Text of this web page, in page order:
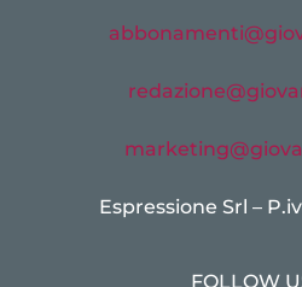
Espressione Srl –
FOLLOW